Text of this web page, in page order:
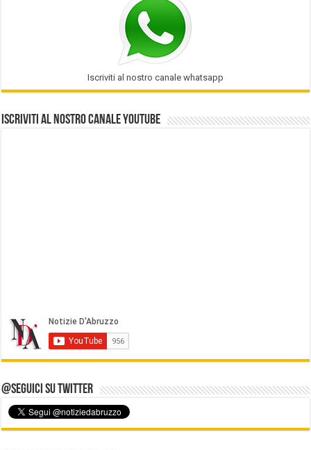
Iscriviti al nostro canale whatsapp
Iscriviti al nostro Canale Youtube
@Seguici su Twitter